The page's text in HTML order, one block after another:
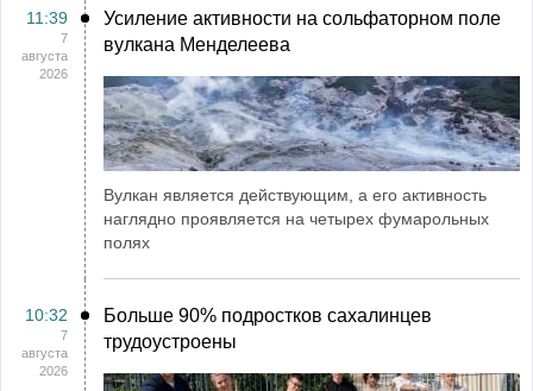
11:39
7
августа
2026
Усиление активности на сольфаторном поле
вулкана Менделеева
Вулкан является действующим, а его активность
наглядно проявляется на четырех фумарольных
полях
10:32
7
августа
2026
Больше 90% подростков сахалинцев
трудоустроены